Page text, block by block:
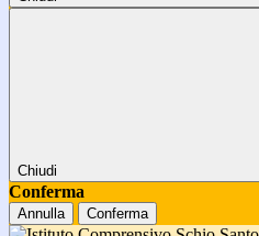
Chiudi
Conferma
Annulla Conferma